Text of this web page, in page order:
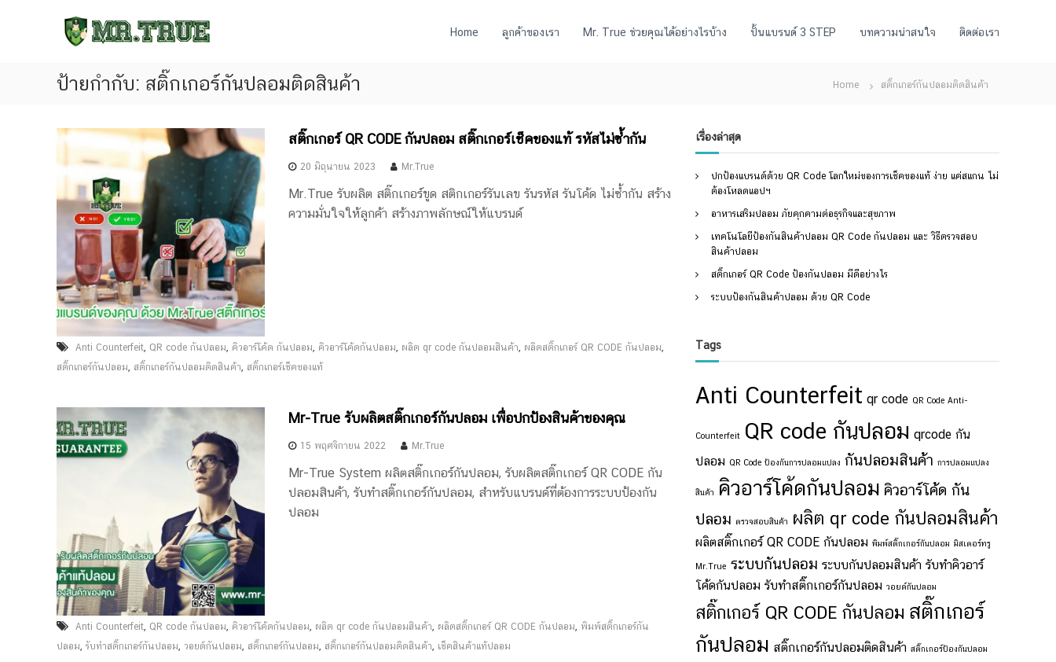
คิ
า
ร์
ค้
ด
กั
น
ป
ล
อ
ม
ร
ะ
บ
ส
ะ
ส
ม
ค
ะ
แ
น
น
ร
ะ
บ
บ
d
A
n
C
o
u
n
t
e
r
f
Home ลูกค้าของเรา Mr. True ช่วยคุณได้อย่างไรบ้าง ปั้นแบรนด์ 3 STEP บทความน่าสนใจ ติดต่อเรา
ป้ายกำกับ: สติ๊กเกอร์กันปลอมติดสินค้า Home สติ๊กเกอร์กันปลอมติดสินค้า
สติ๊กเกอร์ QR CODE กันปลอม สติ๊กเกอร์เช็คของแท้ รหัสไม่ซ้ำกัน
20 มิถุนายน 2023 Mr.True
Mr.True รับผลิต สติ๊กเกอร์ขูด สติกเกอร์รันเลข รันรหัส รันโค้ด ไม่ซ้ำกัน สร้าง
ความมั่นใจให้ลูกค้า สร้างภาพลักษณ์ให้แบรนด์
Anti Counterfeit QR code กันปลอม คิวอาร์โค้ด กันปลอม คิวอาร์โค้ดกันปลอม ผลิต qr code กันปลอมสินค้า ผลิตสติ๊กเกอร์ QR CODE กันปลอม
สติ๊กเกอร์กันปลอม สติ๊กเกอร์กันปลอมติดสินค้า สติ๊กเกอร์เช็คของแท้
Mr-True รับผลิตสติ๊กเกอร์กันปลอม เพื่อปกป้องสินค้าของคุณ
15 พฤศจิกายน 2022 Mr.True
Mr-True System ผลิตสติ๊กเกอร์กันปลอม, รับผลิตสติ๊กเกอร์ QR CODE กัน
ปลอมสินค้า, รับทำสติ๊กเกอร์กันปลอม, สำหรับแบรนด์ที่ต้องการระบบป้องกัน
ปลอม
Anti Counterfeit QR code กันปลอม คิวอาร์โค้ดกันปลอม ผลิต qr code กันปลอมสินค้า ผลิตสติ๊กเกอร์ QR CODE กันปลอม
พิมพ์สติ๊กเกอร์กัน
ปลอม รับทำสติ๊กเกอร์กันปลอม วอยด์กันปลอม สติ๊กเกอร์กันปลอม สติ๊กเกอร์กันปลอมติดสินค้า เช็คสินค้าแท้ปลอม
เรื่องล่าสุด
ปกป้องแบรนด์ด้วย QR Code โลกใหม่ของการเช็คของแท้ ง่าย แค่สแกน ไม่
ต้องโหลดแอปฯ
อาหารเสริมปลอม ภัยคุกคามต่อธุรกิจและสุขภาพ
เทคโนโลยีป้องกันสินค้าปลอม QR Code กันปลอม และ วิธีตรวจสอบ
สินค้าปลอม
สติ๊กเกอร์ QR Code ป้องกันปลอม มีดีอย่างไร
ระบบป้องกันสินค้าปลอม ด้วย QR Code
Tags
Anti Counterfeit qr code QR Code Anti-
Counterfeit QR code กันปลอม qrcode กัน
ปลอม QR Code ป้องกันการปลอมแปลง กันปลอมสินค้า การปลอมแปลง
สินค้า คิวอาร์โค้ดกันปลอม คิวอาร์โค้ด กัน
ปลอม ตรวจสอบสินค้า ผลิต qr code กันปลอมสินค้า
ผลิตสติ๊กเกอร์ QR CODE กันปลอม พิมพ์สติ๊กเกอร์กันปลอม มิสเตอร์ทรู
Mr.True ระบบกันปลอม ระบบกันปลอมสินค้า รับทำคิวอาร์
โค้ดกันปลอม รับทำสติ๊กเกอร์กันปลอม วอยด์กันปลอม
สติ๊กเกอร์ QR CODE กันปลอม สติ๊กเกอร์
กันปลอม สติ๊กเกอร์กันปลอมติดสินค้า สติ๊กเกอร์ป้องกันปลอม